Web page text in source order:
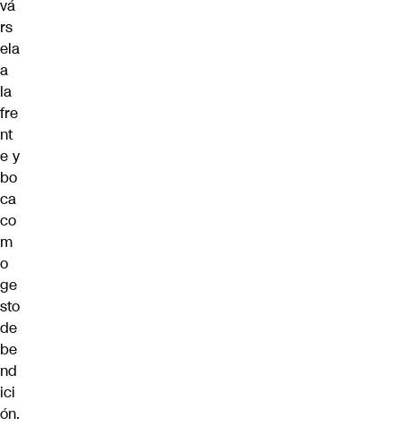
vá
rs
ela
a
la
fre
nt
e y
bo
ca
co
m
o
ge
sto
de
be
nd
ici
ón.